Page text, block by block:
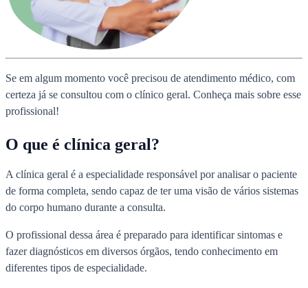
Se em algum momento você precisou de atendimento médico, com
certeza já se consultou com o clínico geral. Conheça mais sobre esse
profissional!
O que é clínica geral?
A clínica geral é a especialidade responsável por analisar o paciente
de forma completa, sendo capaz de ter uma visão de vários sistemas
do corpo humano durante a consulta.
O profissional dessa área é preparado para identificar sintomas e
fazer diagnósticos em diversos órgãos, tendo conhecimento em
diferentes tipos de especialidade.